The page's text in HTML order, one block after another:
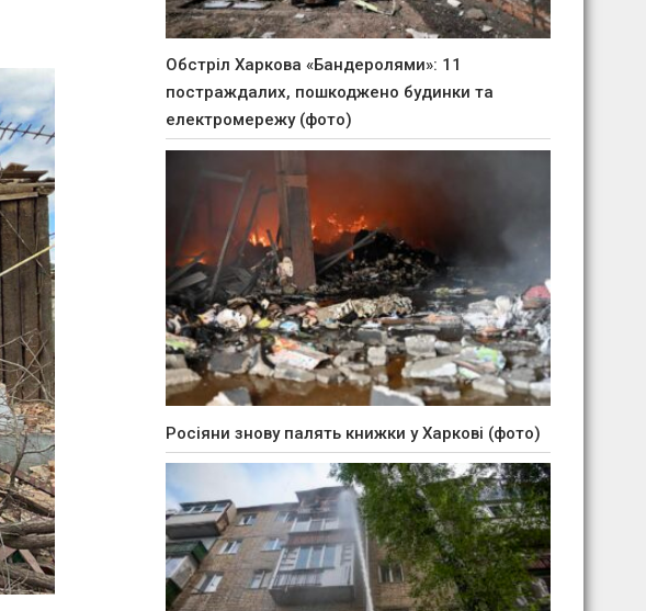
Обстріл Харкова «Бандеролями»: 11
постраждалих, пошкоджено будинки та
електромережу (фото)
Росіяни знову палять книжки у Харкові (фото)